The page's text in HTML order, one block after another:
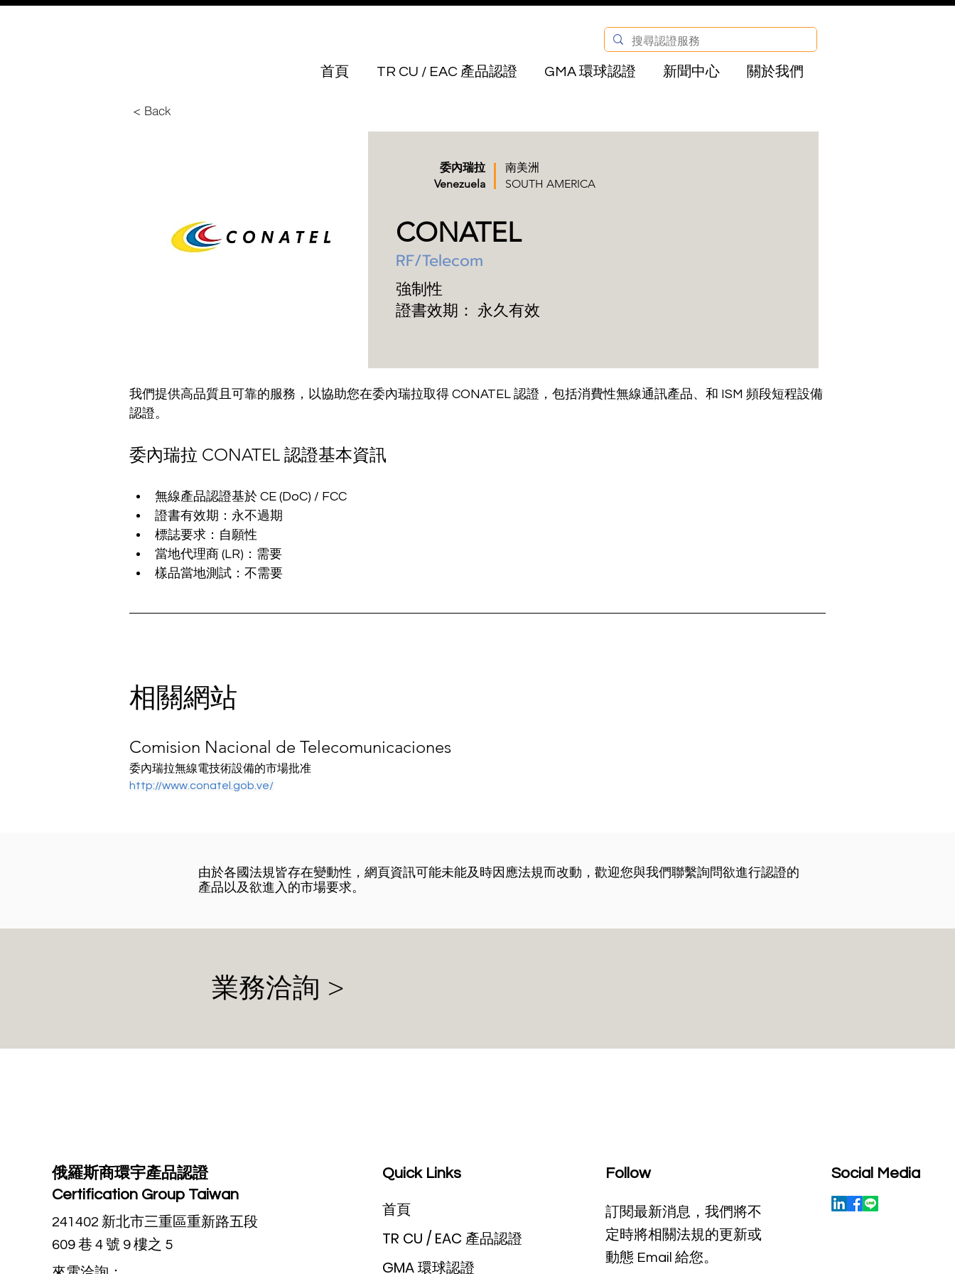
首頁 TR CU / EAC 產品認證 GMA 環球認證 新聞中心 關於我們
< Back
委內瑞拉
Venezuela
南美洲
SOUTH AMERICA
CONATEL
RF/Telecom
強制性
證書效期：
永久有效
我們提供高品質且可靠的服務，以協助您在委內瑞拉取得 CONATEL 認證，包括消費性無線通訊產品、和 ISM 頻段短程設備
認證。
委內瑞拉 CONATEL 認證基本資訊
無線產品認證基於 CE (DoC) / FCC
證書有效期：永不過期
標誌要求：自願性
當地代理商 (LR)：需要
樣品當地測試：不需要
相關網站
Comision Nacional de Telecomunicaciones
委內瑞拉無線電技術設備的市場批准
http://www.conatel.gob.ve/
​由於各國法規皆存在變動性，網頁資訊可能未能及時因應法規而改動，歡迎您與我們聯繫詢問欲進行認證的
產品以及欲進入的市場要求。
業務洽詢 >
俄羅斯商環宇產品認證
Certification Group Taiwan
241402 新北市三重區重新路五段
609 巷 4 號 9 樓之 5
Quick Links
首頁
TR CU / EAC 產品認證
GMA 環球認證
Follow
訂閱最新消息，我們將不
定時將相關法規的更新或
動態 Email 給您。
Social Media